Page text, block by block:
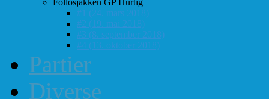
#1 (24. mars 2018)
#2 (19. mai 2018)
#3 (8. september 2018)
#4 (13. oktober 2018)
Partier
Diverse